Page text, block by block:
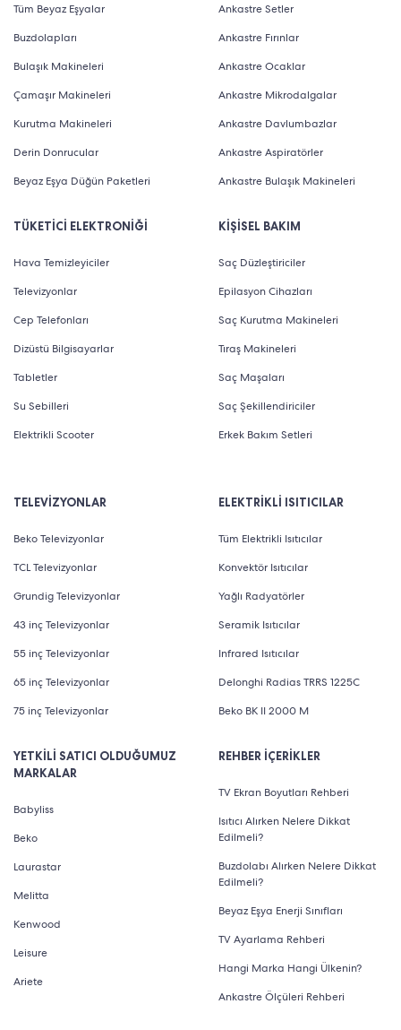
Tüm Beyaz Eşyalar
Buzdolapları
Bulaşık Makineleri
Çamaşır Makineleri
Kurutma Makineleri
Derin Donrucular
Beyaz Eşya Düğün Paketleri
TÜKETİCİ ELEKTRONİĞİ
Hava Temizleyiciler
Televizyonlar
Cep Telefonları
Dizüstü Bilgisayarlar
Tabletler
Su Sebilleri
Elektrikli Scooter
Ankastre Setler
Ankastre Fırınlar
Ankastre Ocaklar
Ankastre Mikrodalgalar
Ankastre Davlumbazlar
Ankastre Aspiratörler
Ankastre Bulaşık Makineleri
KİŞİSEL BAKIM
Saç Düzleştiriciler
Epilasyon Cihazları
Saç Kurutma Makineleri
Tıraş Makineleri
Saç Maşaları
Saç Şekillendiriciler
Erkek Bakım Setleri
TELEVİZYONLAR
Beko Televizyonlar
TCL Televizyonlar
Grundig Televizyonlar
43 inç Televizyonlar
55 inç Televizyonlar
65 inç Televizyonlar
75 inç Televizyonlar
YETKİLİ SATICI OLDUĞUMUZ
MARKALAR
Babyliss
Beko
Laurastar
Melitta
Kenwood
Leisure
Ariete
ELEKTRİKLİ ISITICILAR
Tüm Elektrikli Isıtıcılar
Konvektör Isıtıcılar
Yağlı Radyatörler
Seramik Isıtıcılar
Infrared Isıtıcılar
Delonghi Radias TRRS 1225C
Beko BK II 2000 M
REHBER İÇERİKLER
TV Ekran Boyutları Rehberi
Isıtıcı Alırken Nelere Dikkat
Edilmeli?
Buzdolabı Alırken Nelere Dikkat
Edilmeli?
Beyaz Eşya Enerji Sınıfları
TV Ayarlama Rehberi
Hangi Marka Hangi Ülkenin?
Ankastre Ölçüleri Rehberi